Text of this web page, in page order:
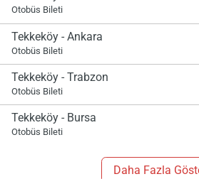
Otobüs Bileti
Tekkeköy - Ankara
Otobüs Bileti
Tekkeköy - Trabzon
Otobüs Bileti
Tekkeköy - Bursa
Otobüs Bileti
Daha Fazla